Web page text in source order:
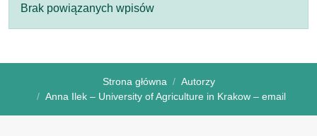
Brak powiązanych wpisów
Strona główna
Autorzy
Anna Ilek – University of Agriculture in Krakow – email